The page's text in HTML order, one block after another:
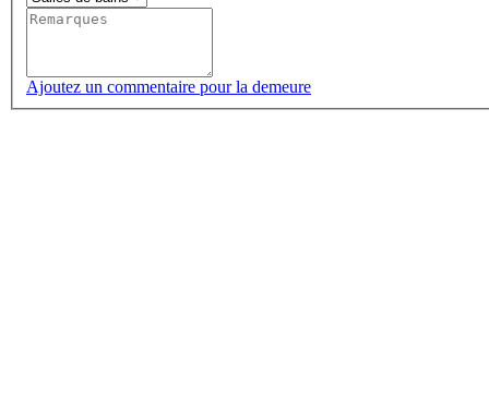
Ajoutez un commentaire pour la demeure